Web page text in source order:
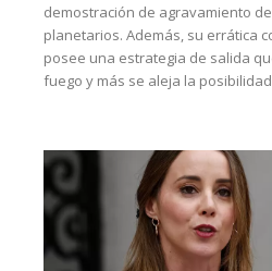
demostración de agravamiento
planetarios. Además, su errática
posee una estrategia de salida
fuego y más se aleja la